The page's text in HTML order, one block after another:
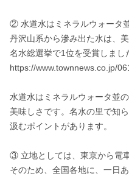
② 水道水はミネラルウォータ
丹沢山系から滲み出た水は、
名水総選挙で1位を受賞しまし
https://www.townnews.co.jp/
水道水はミネラルウォータ並の
美味しさです。名水の里で知
汲むポイントがあります。
③ 立地としては、東京から電
そのため、全国各地に、一日